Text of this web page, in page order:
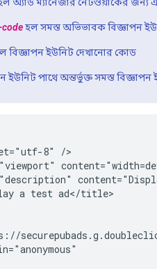
হল সমস্ত অভিভাবক বিজ্ঞাপন
বিজ্ঞাপন ইউনিট দেখানোর কোড
ইউনিট পাথে অন্তর্ভুক্ত সমস্ত
8" />
a test ad</title>